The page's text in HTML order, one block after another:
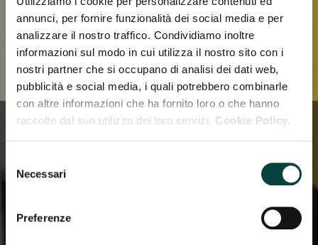
annunci, per fornire funzionalità dei social media e per
analizzare il nostro traffico. Condividiamo inoltre
informazioni sul modo in cui utilizza il nostro sito con i
nostri partner che si occupano di analisi dei dati web,
pubblicità e social media, i quali potrebbero combinarle
con altre informazioni che ha fornito loro o che hanno
raccolto dal suo utilizzo dei loro servizi. Cookie Policy.
delNecessari
Preferenze
quattrocentomila metri quadrati
con una superficie espositiva